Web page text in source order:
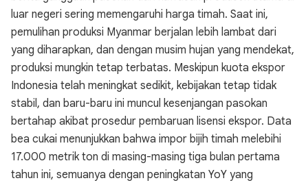
luar negeri sering memengaruhi harga timah. Saat ini,
pemulihan produksi Myanmar berjalan lebih lambat dari
yang diharapkan, dan dengan musim hujan yang mendekat,
produksi mungkin tetap terbatas. Meskipun kuota ekspor
Indonesia telah meningkat sedikit, kebijakan tetap tidak
stabil, dan baru-baru ini muncul kesenjangan pasokan
bertahap akibat prosedur pembaruan lisensi ekspor. Data
bea cukai menunjukkan bahwa impor bijih timah melebihi
17.000 metrik ton di masing-masing tiga bulan pertama
tahun ini, semuanya dengan peningkatan YoY yang